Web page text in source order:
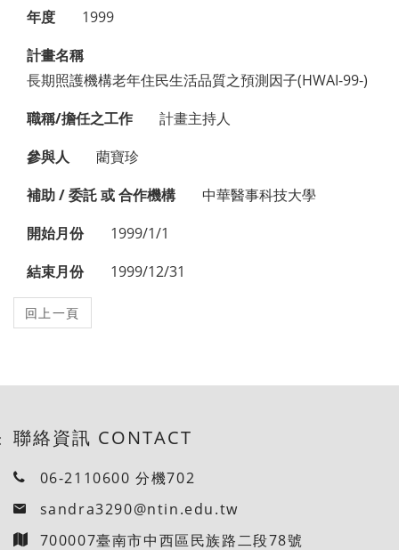
年度
1999
計畫名稱
長期照護機構老年住民生活品質之預測因子(HWAI-99-)
職稱/擔任之工作
計畫主持人
參與人
藺寶珍
補助 / 委託 或 合作機構
中華醫事科技大學
開始月份
1999/1/1
結束月份
1999/12/31
聯絡資訊 CONTACT
06-2110600 分機702
sandra3290@ntin.edu.tw
700007臺南市中西區民族路二段78號